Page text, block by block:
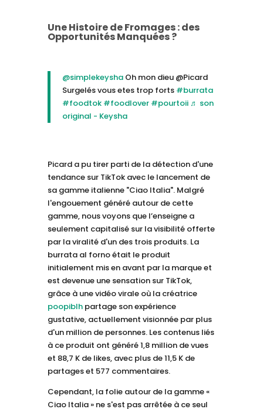
Une Histoire de Fromages : des
Opportunités Manquées ?
@simplekeyshaOh mon dieu @Picard
Surgelés vous etes trop forts #burrata
#foodtok #foodlover #pourtoii ♬ son
original - Keysha
Picard a pu tirer parti de la détection d'une
tendance sur TikTok avec le lancement de
sa gamme italienne "Ciao Italia". Malgré
l'engouement généré autour de cette
gamme, nous voyons que l’enseigne a
seulement capitalisé sur la visibilité offerte
par la viralité d'un des trois produits. La
burrata al forno était le produit
initialement mis en avant par la marque et
est devenue une sensation sur TikTok,
grâce à une vidéo virale où la créatrice
poopiblhpartage son expérience
gustative, actuellement visionnée par plus
d'un million de personnes. Les contenus liés
à ce produit ont généré 1,8 million de vues
et 88,7 K de likes, avec plus de 11,5 K de
partages et 577 commentaires.
Cependant, la folie autour de la gamme «
Ciao Italia » ne s'est pas arrêtée à ce seul